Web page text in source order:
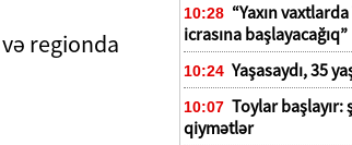
regionda
10:28 “Yaxın
icrasına başlayacağıq”
10:24 Yaşasaydı, 35
10:07 Toylar başlayır:
qiymətlər